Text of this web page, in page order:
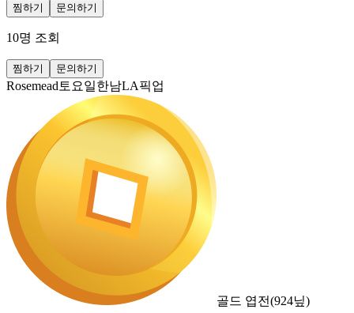
찜하기 문의하기
10명 조회
찜하기 문의하기
Rosemead토요일한남LA픽업
골드 엽전(924닢)